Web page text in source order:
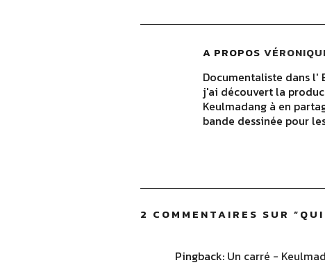
A PROPOS
Documentaliste dans
j'ai découvert la
Keulmadang à en
bande dessinée pour
2 COMMENTAIRES SUR “
Pingback: Un carré -